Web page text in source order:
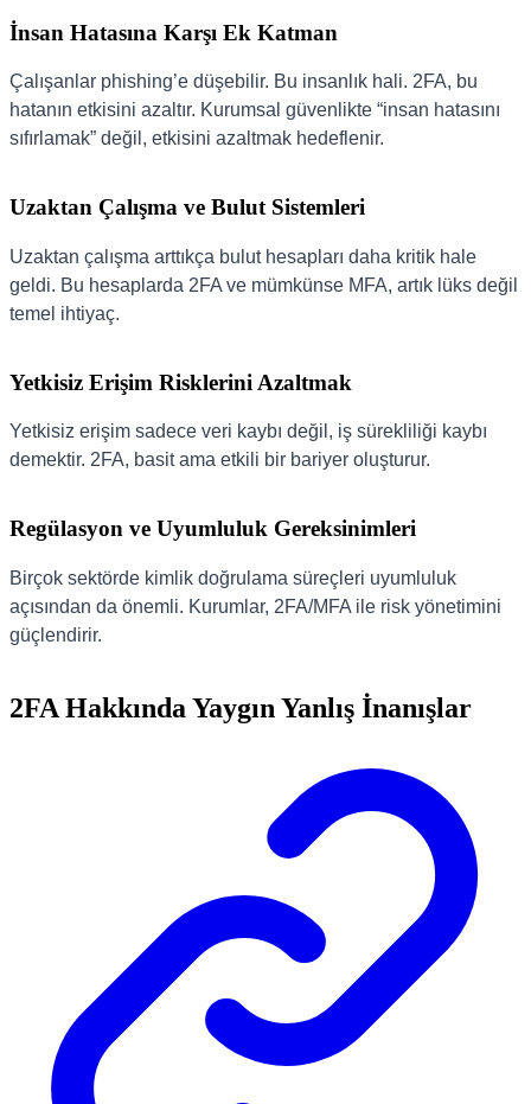
İnsan Hatasına Karşı Ek Katman
Çalışanlar phishing’e düşebilir. Bu insanlık hali. 2FA, bu
hatanın etkisini azaltır. Kurumsal güvenlikte “insan hatasını
sıfırlamak” değil, etkisini azaltmak hedeflenir.
Uzaktan Çalışma ve Bulut Sistemleri
Uzaktan çalışma arttıkça bulut hesapları daha kritik hale
geldi. Bu hesaplarda 2FA ve mümkünse MFA, artık lüks değil
temel ihtiyaç.
Yetkisiz Erişim Risklerini Azaltmak
Yetkisiz erişim sadece veri kaybı değil, iş sürekliliği kaybı
demektir. 2FA, basit ama etkili bir bariyer oluşturur.
Regülasyon ve Uyumluluk Gereksinimleri
Birçok sektörde kimlik doğrulama süreçleri uyumluluk
açısından da önemli. Kurumlar, 2FA/MFA ile risk yönetimini
güçlendirir.
2FA Hakkında Yaygın Yanlış İnanışlar